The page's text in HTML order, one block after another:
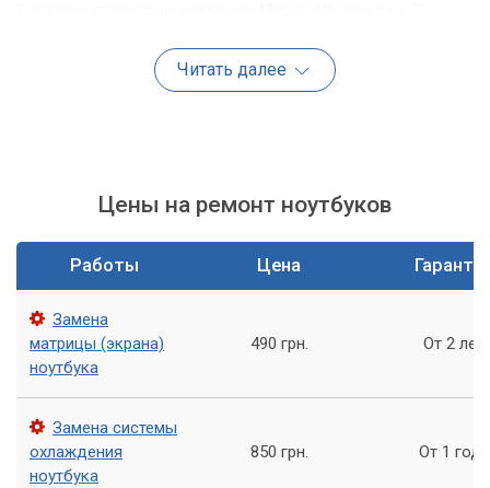
драйверов. Именно поэтому важно постоянно их
обновлять и скачивать исключительно с официальных
тому, что чипы работают на предельных температурах и
останавливает свою работу.
Читать далее
Цены на ремонт ноутбуков
Работы Цена
Замена
матрицы (экрана)
ноутбука
490 грн. От 2 лет
Замена системы
охлаждения
ноутбука
850 грн. От 1 года